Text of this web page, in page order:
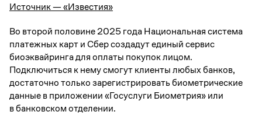
Источник — «Известия»
Во второй половине 2025 года Национальная система
платежных карт и Сбер создадут единый сервис
биоэквайринга для оплаты покупок лицом.
Подключиться к нему смогут клиенты любых банков,
достаточно только зарегистрировать биометрические
данные в приложении «Госуслуги Биометрия» или
в банковском отделении.